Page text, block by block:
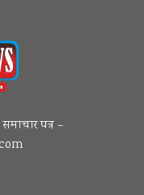
पत्र –